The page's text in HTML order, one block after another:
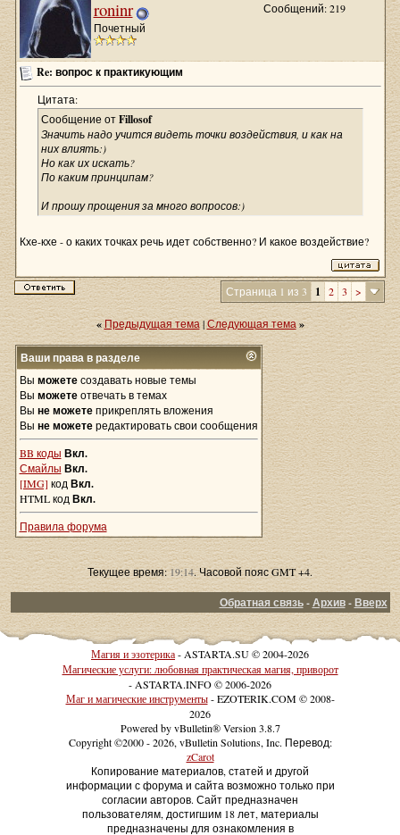
roninr
Почетный
Сообщений: 219
Re: вопрос к практикующим
Цитата:
Сообщение отFillosof
Значить надо учится видеть точки воздействия, и как на
них влиять:)
Но как их искать?
По каким принципам?
И прошу прощения за много вопросов:)
Кхе-кхе - о каких точках речь идет собственно? И какое воздействие?
Страница 1 из 3 1 2 3 >
«Предыдущая тема|Следующая тема»
Ваши права в разделе
Вы можетесоздавать новые темы
Вы можетеотвечать в темах
Вы не можетеприкреплять вложения
Вы не можетередактировать свои сообщения
BB коды Вкл.
Смайлы Вкл.
[IMG] код Вкл.
HTML код Вкл.
Правила форума
Текущее время:19:14. Часовой пояс GMT +4.
Обратная связь-Архив-Вверх
Магия и эзотерика- ASTARTA.SU © 2004-2026
Магические услуги: любовная практическая магия, приворот
- ASTARTA.INFO © 2006-2026
Маг и магические инструменты- EZOTERIK.COM © 2008-
2026
Powered by vBulletin® Version 3.8.7
Copyright ©2000 - 2026, vBulletin Solutions, Inc. Перевод:
zCarot
Копирование материалов, статей и другой
информации с форума и сайта возможно только при
согласии авторов. Сайт предназначен
пользователям, достигшим 18 лет, материалы
предназначены для ознакомления в